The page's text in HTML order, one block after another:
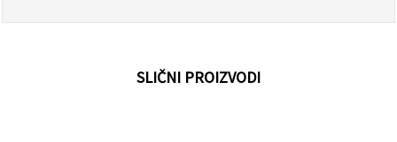
SLIČNI PROIZVODI